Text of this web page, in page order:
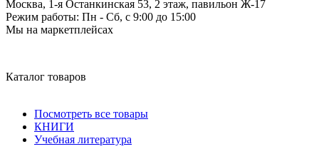
Москва, 1-я Останкинская 53, 2 этаж, павильон Ж-17
Режим работы: Пн - Сб, с 9:00 до 15:00
Мы на маркетплейсах
Каталог товаров
Посмотреть все товары
КНИГИ
Учебная литература